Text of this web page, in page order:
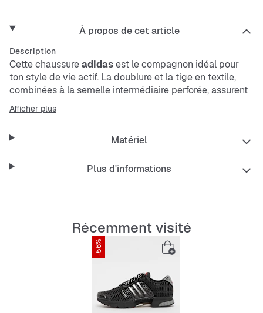
À propos de cet article
Description
Cette chaussureadidasest le compagnon idéal pour
ton style de vie actif. La doublure et la tige en textile,
combinées à la semelle intermédiaire perforée, assurent
une circulation d’air optimale pour une sensation de
fraîcheur. De plus, la semelle extérieure en caoutchouc
offre une excellente traction. Parfaite pour toutes tes
aventures en ville.
Caractéristiques :
Doublure en textile
Semelle extérieure en caoutchouc
Afficher plus
Matériel
Plus d'informations
Récemment visité
-56%